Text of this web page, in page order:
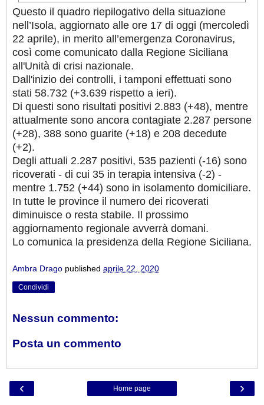
Questo il quadro riepilogativo della situazione
nell’Isola, aggiornato alle ore 17 di oggi (mercoledì
22 aprile), in merito all’emergenza Coronavirus,
così come comunicato dalla Regione Siciliana
all'Unità di crisi nazionale.
Dall'inizio dei controlli, i tamponi effettuati sono
stati 58.732 (+3.639 rispetto a ieri).
Di questi sono risultati positivi 2.883 (+48), mentre
attualmente sono ancora contagiate 2.287 persone
(+28), 388 sono guarite (+18) e 208 decedute
(+2).
Degli attuali 2.287 positivi, 535 pazienti (-16) sono
ricoverati - di cui 35 in terapia intensiva (-2) -
mentre 1.752 (+44) sono in isolamento domiciliare.
In tutte le province il numero dei ricoverati
diminuisce o resta stabile. Il prossimo
aggiornamento regionale avverrà domani.
Lo comunica la presidenza della Regione Siciliana.
Ambra Drago published aprile 22, 2020
Condividi
Nessun commento:
Posta un commento
‹ ›
Home page